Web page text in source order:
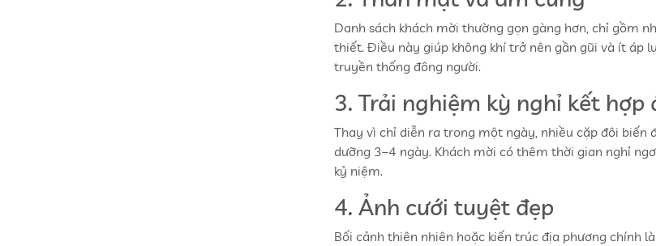
Danh sách khách mời thường gọn gàng hơn, chỉ gồm
thiết. Điều này giúp không khí trở nên gần gũi và ít áp
truyền thống đông người.
3. Trải nghiệm kỳ nghỉ kết hợp
Thay vì chỉ diễn ra trong một ngày, nhiều cặp đôi biến
dưỡng 3–4 ngày. Khách mời có thêm thời gian nghỉ
kỷ niệm.
4. Ảnh cưới tuyệt đẹp
Bối cảnh thiên nhiên hoặc kiến trúc địa phương chính